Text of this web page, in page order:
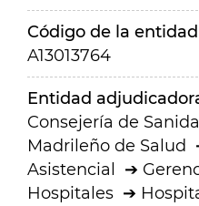
Código de la
A13013764
Entidad
Consejería de
Madrileño de Salud
Asistencial
Hospitales